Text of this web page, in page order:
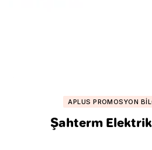
APLUS PROMOSYON
Şahterm